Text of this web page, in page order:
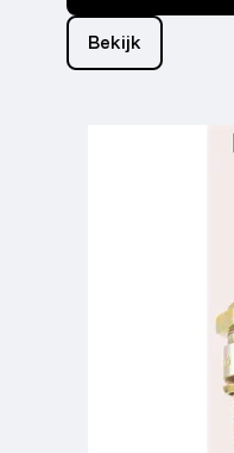
Bekijk